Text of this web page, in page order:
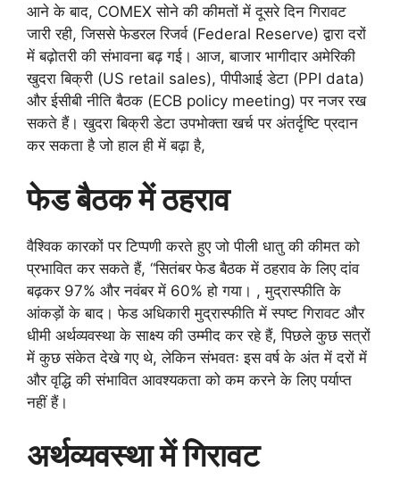
आने के बाद, COMEX सोने की कीमतों में दूसरे दिन गिरावट
जारी रही, जिससे फेडरल रिजर्व (Federal Reserve) द्वारा दरों
में बढ़ोतरी की संभावना बढ़ गई। आज, बाजार भागीदार अमेरिकी
खुदरा बिक्री (US retail sales), पीपीआई डेटा (PPI data)
और ईसीबी नीति बैठक (ECB policy meeting) पर नजर रख
सकते हैं। खुदरा बिक्री डेटा उपभोक्ता खर्च पर अंतर्दृष्टि प्रदान
कर सकता है जो हाल ही में बढ़ा है,
फेड बैठक में ठहराव
वैश्विक कारकों पर टिप्पणी करते हुए जो पीली धातु की कीमत को
प्रभावित कर सकते हैं, “सितंबर फेड बैठक में ठहराव के लिए दांव
बढ़कर 97% और नवंबर में 60% हो गया। , मुद्रास्फीति के
आंकड़ों के बाद। फेड अधिकारी मुद्रास्फीति में स्पष्ट गिरावट और
धीमी अर्थव्यवस्था के साक्ष्य की उम्मीद कर रहे हैं, पिछले कुछ सत्रों
में कुछ संकेत देखे गए थे, लेकिन संभवतः इस वर्ष के अंत में दरों में
और वृद्धि की संभावित आवश्यकता को कम करने के लिए पर्याप्त
नहीं हैं।
अर्थव्यवस्था में गिरावट